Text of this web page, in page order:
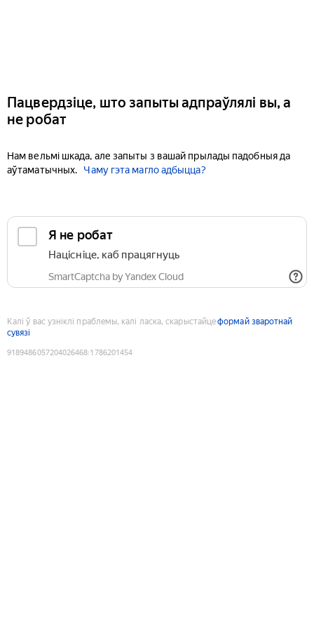
Пацвердзіце, што запыты адпраўлялі вы, а
не робат
Нам вельмі шкада, але запыты з вашай прылады падобныя да
аўтаматычных.
Чаму гэта магло адбыцца?
Я не робат
Націсніце, каб працягнуць
SmartCaptcha by Yandex Cloud
Калі ў вас узніклі праблемы, калі ласка, скарыстайцеформай зваротнай
сувязі
9189486057204026468:1786201454